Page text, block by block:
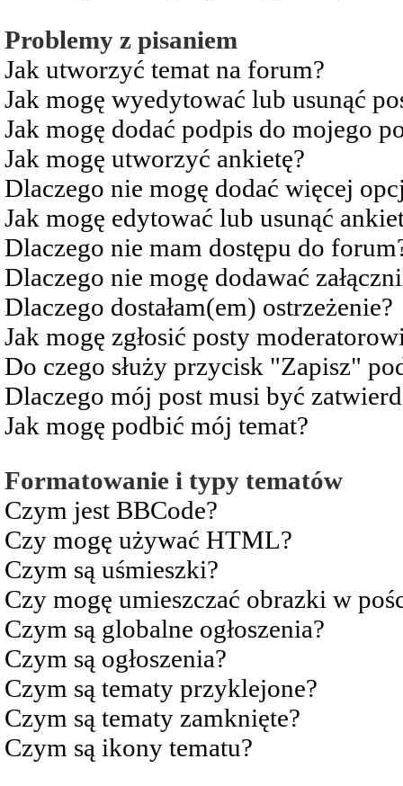
Problemy z pisaniem
Jak utworzyć temat na forum?
Jak mogę wyedytować lub usunąć
Jak mogę dodać podpis do mojego
Jak mogę utworzyć ankietę?
Dlaczego nie mogę dodać więcej
Jak mogę edytować lub usunąć
Dlaczego nie mam dostępu do
Dlaczego nie mogę dodawać
Dlaczego dostałam(em) ostrzeżenie?
Jak mogę zgłosić posty
Do czego służy przycisk "Zapisz"
Dlaczego mój post musi być
Jak mogę podbić mój temat?
Formatowanie i typy tematów
Czym jest BBCode?
Czy mogę używać HTML?
Czym są uśmieszki?
Czy mogę umieszczać obrazki w
Czym są globalne ogłoszenia?
Czym są ogłoszenia?
Czym są tematy przyklejone?
Czym są tematy zamknięte?
Czym są ikony tematu?